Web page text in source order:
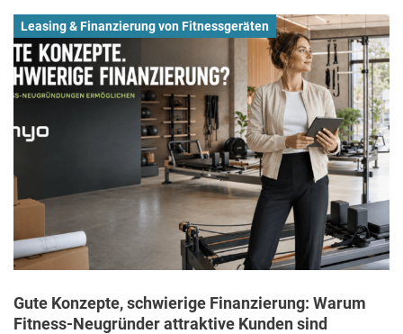
Leasing & Finanzierung von Fitnessgeräten
Gute Konzepte, schwierige Finanzierung: Warum
Fitness-Neugründer attraktive Kunden sind